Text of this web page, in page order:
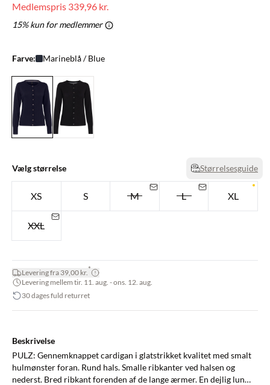
Medlemspris 339,96 kr.
15% kun for medlemmer
Farve: Marineblå / Blue
Vælg størrelse Størrelsesguide
XS S M L XL
XXL
Levering fra 39,00 kr. *
Levering mellem tir. 11. aug. - ons. 12. aug.
30 dages fuld returret
Beskrivelse
PULZ: Gennemknappet cardigan i glatstrikket kvalitet med smalt
hulmønster foran. Rund hals. Smalle ribkanter ved halsen og
nederst. Bred ribkant forenden af de lange ærmer. En dejlig lun